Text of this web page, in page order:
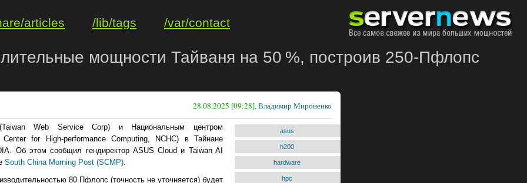
articles /lib/tags /var/contact
мощности Тайваня на 50 %, построив 250-Пфлопс
28.08.2025 [09:28],Владимир Мироненко
asus
h200
hardware
hpc
Web Service Corp) и Национальным центром
for High-performance Computing, NCHC) в Тайнане
Об этом сообщил гендиректор ASUS Cloud и Taiwan AI
South China Morning Post (SCMP).
80 Пфлопс (точность не уточняется) будет